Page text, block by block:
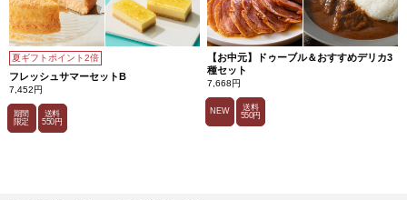
夏ギフトポイント2倍
フレッシュサマーセットB
7,452円
期間
限定
送料
550円
【お中元】ドゥーブル＆おすすめデリカ3
種セット
7,668円
NEW
送料
550円